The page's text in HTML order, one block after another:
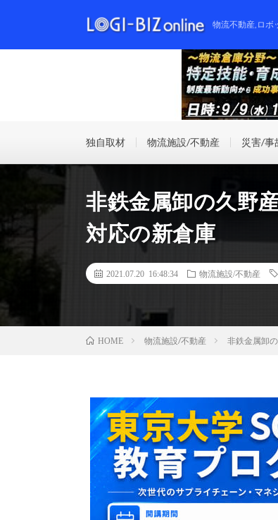
物流不動産,ロボ
独自取材 物流施設/不動産 災害/事
非鉄金属卸の久野
対応の新倉庫
2021.07.20 16:48:34 物流施設/不動産
HOME 物流施設/不動産 非鉄金属卸